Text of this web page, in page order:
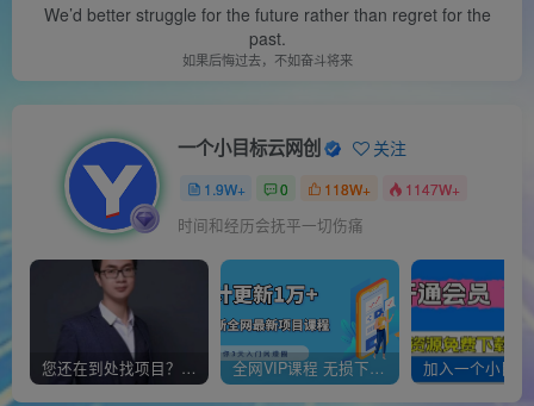
We’d better struggle for the future rather than regret for the
past.
如果后悔过去，不如奋斗将来
一个小目标云网创 关注
1.9W+ 0 118W+ 1147W+
时间和经历会抚平一切伤痛
您还在到处找项目？还在当韭菜？我靠经营“一个小目标网创商城”年入百W+，曾经我也负债累累! 全网VIP课程 无损下载~